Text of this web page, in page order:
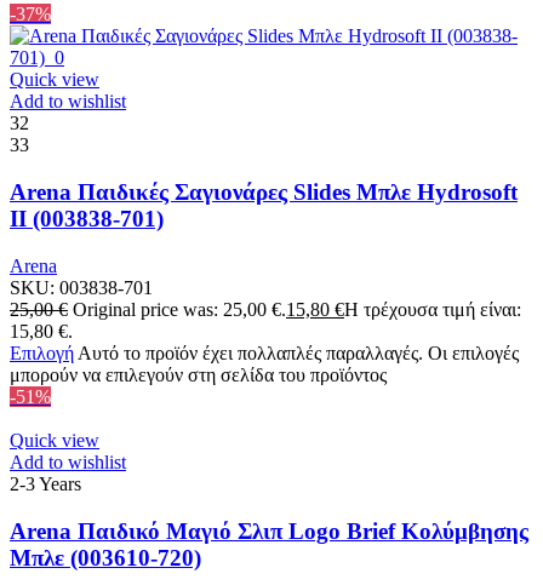
-37%
Quick view
Add to wishlist
32
33
Arena Παιδικές Σαγιονάρες Slides Μπλε Hydrosoft
II (003838-701)
Arena
SKU: 003838-701
25,00€ Original price was: 25,00 €.15,80 €Η τρέχουσα τιμή είναι:
15,80 €.
Επιλογή Αυτό το προϊόν έχει πολλαπλές παραλλαγές. Οι επιλογές
μπορούν να επιλεγούν στη σελίδα του προϊόντος
-51%
Quick view
Add to wishlist
2-3 Years
Arena Παιδικό Μαγιό Σλιπ Logo Brief Κολύμβησης
Μπλε (003610-720)